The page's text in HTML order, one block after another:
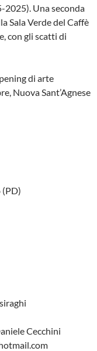
2025). Una seconda
Sala Verde del Caffè
con gli scatti di
di arte
Nuova Sant’Agnese
(PD)
Cecchini